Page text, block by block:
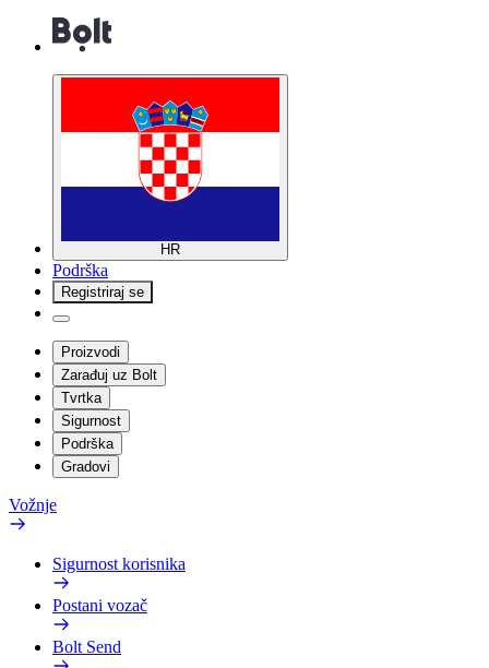
HR
Podrška
Registriraj se
Proizvodi
Zarađuj uz Bolt
Tvrtka
Sigurnost
Podrška
Gradovi
Vožnje
Sigurnost korisnika
Postani vozač
Bolt Send